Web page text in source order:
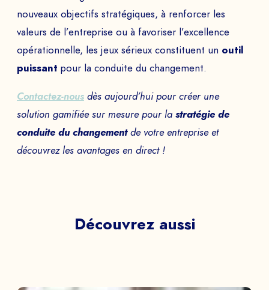
nouveaux objectifs stratégiques, à renforcer les
valeurs de l’entreprise ou à favoriser l’excellence
opérationnelle, les jeux sérieux constituent un outil
puissant pour la conduite du changement.
Contactez-nous dès aujourd’hui pour créer une
solution gamifiée sur mesure pour la stratégie de
conduite du changementde votre entreprise et
découvrez les avantages en direct !
Découvrez aussi